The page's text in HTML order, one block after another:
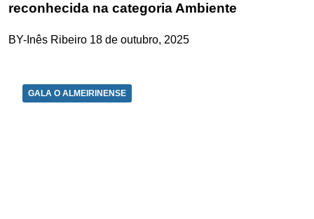
reconhecida na categoria Ambiente
BY-Inês Ribeiro 18 de outubro, 2025
GALA O ALMEIRINENSE